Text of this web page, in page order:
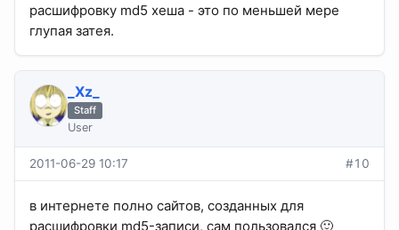
расшифровку md5 хеша - это по меньшей мере
глупая затея.​
_Xz_
Staff
User
2011-06-29 10:17 #10
в интернете полно сайтов, созданных для
расшифровки md5-записи, сам пользовался 🙂